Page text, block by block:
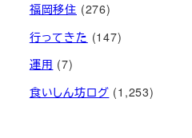
福岡移住 (276)
行ってきた (147)
運用 (7)
食いしん坊ログ (1,253)